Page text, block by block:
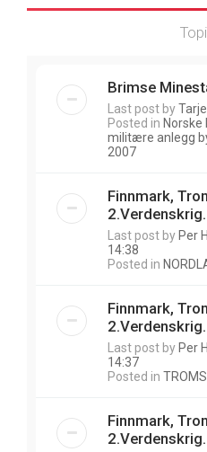
Brimse
Last post by
Posted in
militære anlegg
2007
Finnmark,
2.Verdenskrig.
Last post by Per
14:38
Posted in
Finnmark,
2.Verdenskrig.
Last post by Per
14:37
Posted in TROMS
Finnmark,
2.Verdenskrig.